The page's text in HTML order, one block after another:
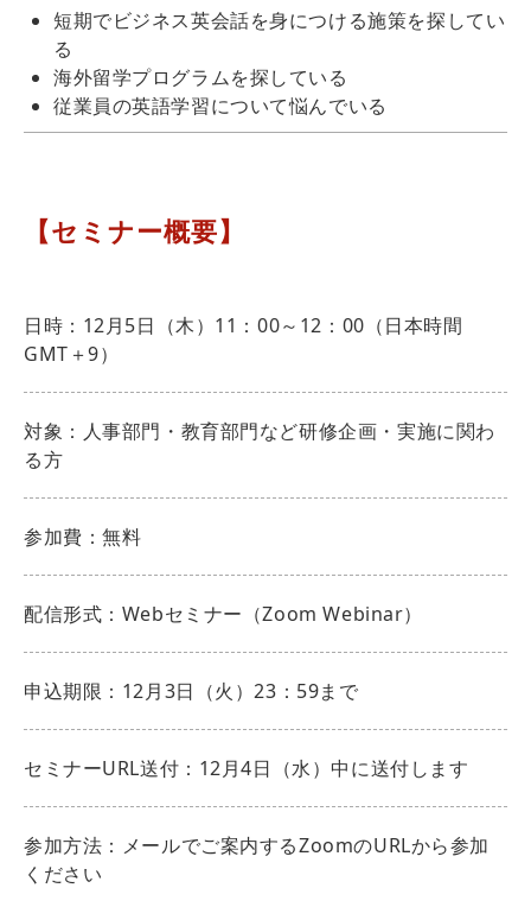
短期でビジネス英会話を身につける施策を探してい
る
海外留学プログラムを探している
従業員の英語学習について悩んでいる
【セミナー概要】
日時：12月5日（木）11：00～12：00（日本時間
GMT＋9）
対象：人事部門・教育部門など研修企画・実施に関わ
る方
参加費：無料
配信形式：Webセミナー（Zoom Webinar）
申込期限：12月3日（火）23：59まで
セミナーURL送付：12月4日（水）中に送付します
参加方法：メールでご案内するZoomのURLから参加
ください